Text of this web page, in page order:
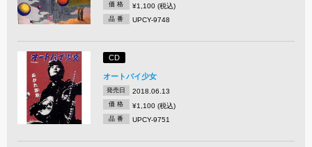
価 格 ¥1,100 (税込)
品 番 UPCY-9748
CD
オートバイ少女
発売日 2018.06.13
価 格 ¥1,100 (税込)
品 番 UPCY-9751